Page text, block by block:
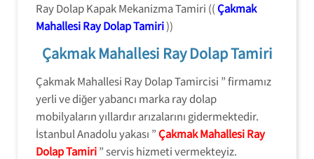
Ray Dolap Kapak Mekanizma Tamiri ((Çakmak
Mahallesi Ray Dolap Tamiri))
Çakmak Mahallesi Ray Dolap Tamiri
Çakmak Mahallesi Ray Dolap Tamircisi ” firmamız
yerli ve diğer yabancı marka ray dolap
mobilyaların yıllardır arızalarını gidermektedir.
İstanbul Anadolu yakası ”Çakmak Mahallesi Ray
Dolap Tamiri” servis hizmeti vermekteyiz.